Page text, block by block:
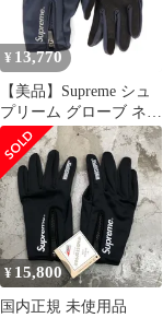
¥ 13,770
【美品】Supreme シュ
プリーム グローブ ネイ
ビー 紺 サイズ:L |
24AW ウインドストッ
パー ジップ グローブ /
手袋 (WINDSTOPPER
Zip Gloves) | ブランド
ファッション アイテム
【メンズ】【中古】
¥ 15,800
国内正規 未使用品